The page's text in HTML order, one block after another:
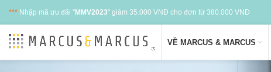
*** Nhập mã ưu đãi "MMV2023" giảm 35.000 VNĐ cho đơn từ 380.000 VNĐ
VỀ MARCUS & MARCUS